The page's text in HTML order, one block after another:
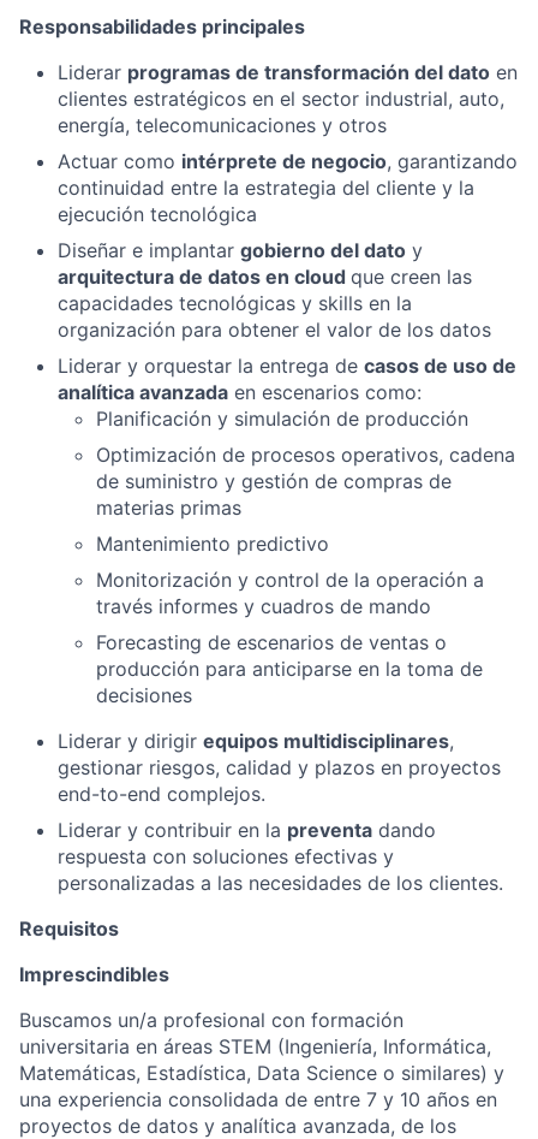
Responsabilidades principales
Liderar programas de transformación del dato en
clientes estratégicos en el sector industrial, auto,
energía, telecomunicaciones y otros
Actuar como intérprete de negocio, garantizando
continuidad entre la estrategia del cliente y la
ejecución tecnológica
Diseñar e implantar gobierno del dato y
arquitectura de datos en cloud que creen las
capacidades tecnológicas y skills en la
organización para obtener el valor de los datos
Liderar y orquestar la entrega de casos de uso de
analítica avanzada en escenarios como:
Planificación y simulación de producción
Optimización de procesos operativos, cadena
de suministro y gestión de compras de
materias primas
Mantenimiento predictivo
Monitorización y control de la operación a
través informes y cuadros de mando
Forecasting de escenarios de ventas o
producción para anticiparse en la toma de
decisiones
Liderar y dirigir equipos multidisciplinares,
gestionar riesgos, calidad y plazos en proyectos
end-to-end complejos.
Liderar y contribuir en la preventa dando
respuesta con soluciones efectivas y
personalizadas a las necesidades de los clientes.
Requisitos
Imprescindibles
Buscamos un/a profesional con formación
universitaria en áreas STEM (Ingeniería, Informática,
Matemáticas, Estadística, Data Science o similares) y
una experiencia consolidada de entre 7 y 10 años en
proyectos de datos y analítica avanzada, de los